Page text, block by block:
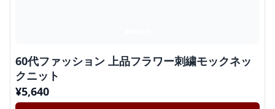
60代ファッション 上品フラワー刺繍モックネッ
クニット
¥5,640